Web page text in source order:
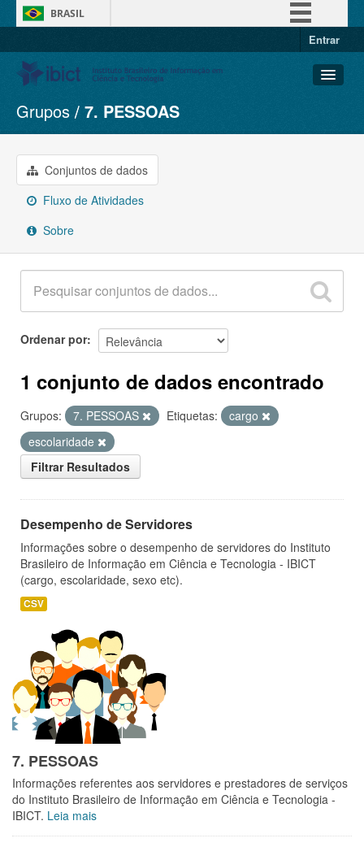
BRASIL
Entrar
Conjuntos de dados
Organizações
Grupos
Sobre
Grupos 7. PESSOAS
Conjuntos de dados
Fluxo de Atividades
Sobre
Ordenar por
1 conjunto de dados encontrado
Grupos: 7. PESSOAS Etiquetas:
cargo
escolaridade
Filtrar Resultados
Desempenho de Servidores
Informações sobre o desempenho de servidores do Instituto
Brasileiro de Informação em Ciência e Tecnologia - IBICT
(cargo, escolaridade, sexo etc).
CSV
7. PESSOAS
Informações referentes aos servidores e prestadores de serviços
do Instituto Brasileiro de Informação em Ciência e Tecnologia -
IBICT. Leia mais